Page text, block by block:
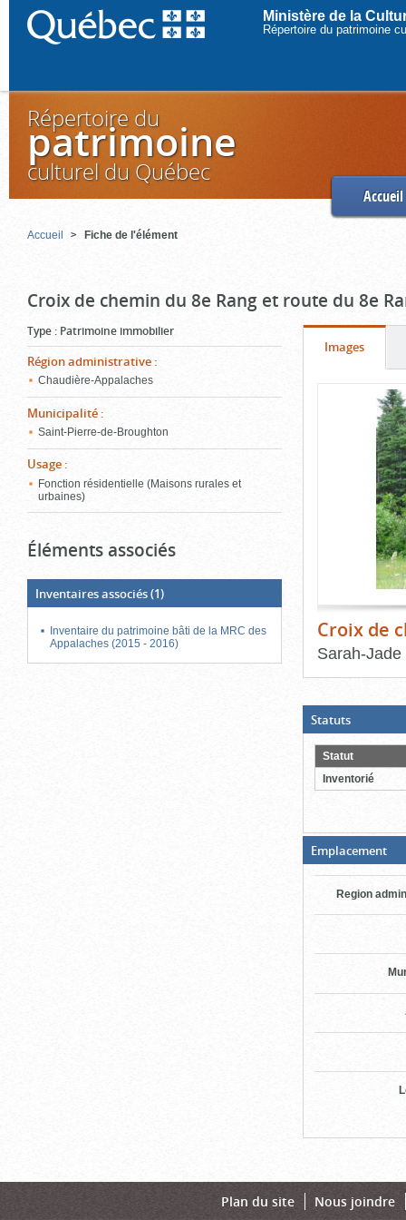
Ministère de la
Répertoire du patrimoine
Répertoire du
patrimoine
culturel du Québec
Accueil
Accueil Fiche de l'élément
Croix de chemin du 8e Rang et route du 8e
Type : Patrimoine immobilier
Région administrative :
Chaudière-Appalaches
Municipalité :
Saint-Pierre-de-Broughton
Usage :
Fonction résidentielle (Maisons rurales et
urbaines)
Éléments associés
Inventaires associés(1)
Inventaire du patrimoine bâti de la MRC des
Appalaches (2015 - 2016)
Onglet
Images(cliquer
pour
voir
Contenu
l'onglet
Croix de
Sarah-
bloc
d'onglets
Statuts(Boite
ouverte,
cliquer
pour
fermer)
Statut
Inventorié
Emplacement
Region
Plan du site Nous joindre